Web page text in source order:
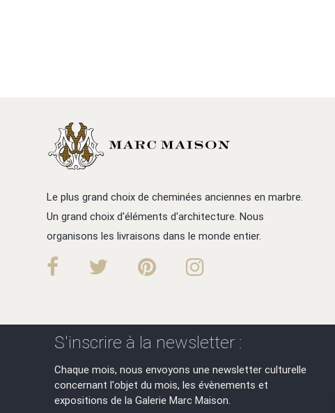
Le plus grand choix de cheminées anciennes en marbre.
Un grand choix d'éléments d'architecture. Nous
organisons les livraisons dans le monde entier.
S'inscrire à la newsletter :
Chaque mois, nous envoyons une newsletter culturelle
concernant l'objet du mois, les évènements et
expositions de la Galerie Marc Maison.